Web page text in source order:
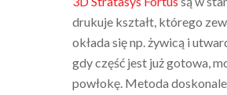
drukuje kształt, którego
okłada się np. żywicą i
gdy część jest już gotowa,
powłokę. Metoda